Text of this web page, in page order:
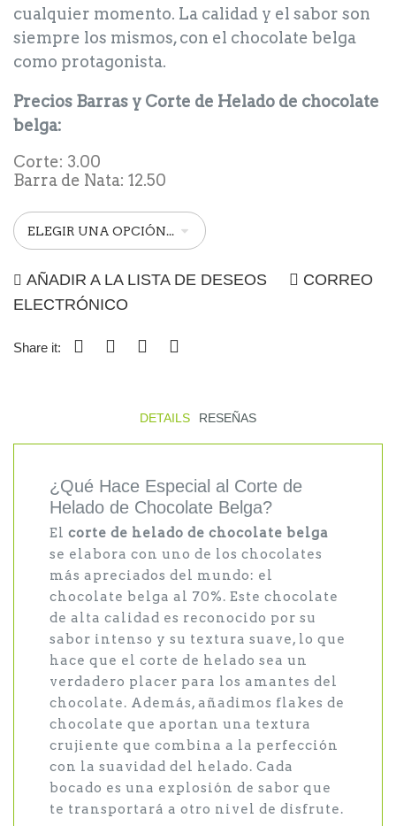
cualquier momento. La calidad y el sabor son
siempre los mismos, con el chocolate belga
como protagonista.
Precios Barras y Corte de Helado de chocolate
belga:
Corte: 3.00
Barra de Nata: 12.50
AÑADIR A LA LISTA DE DESEOS
CORREO
ELECTRÓNICO
Share it:
DETAILS RESEÑAS
¿Qué Hace Especial al Corte de
Helado de Chocolate Belga?
El corte de helado de chocolate belga
se elabora con uno de los chocolates
más apreciados del mundo: el
chocolate belga al 70%. Este chocolate
de alta calidad es reconocido por su
sabor intenso y su textura suave, lo que
hace que el corte de helado sea un
verdadero placer para los amantes del
chocolate. Además, añadimos flakes de
chocolate que aportan una textura
crujiente que combina a la perfección
con la suavidad del helado. Cada
bocado es una explosión de sabor que
te transportará a otro nivel de disfrute.